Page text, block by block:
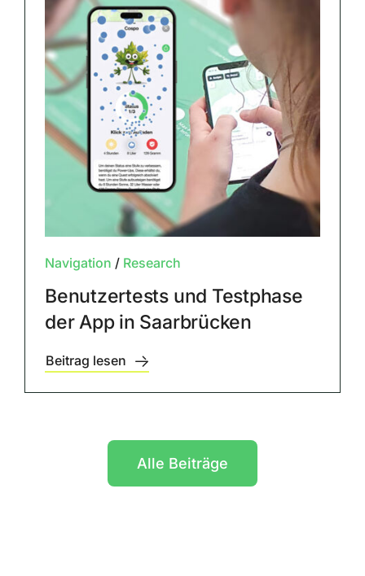
Navigation / Research
Benutzertests und Testphase
der App in Saarbrücken
Beitrag lesen
Alle Beiträge